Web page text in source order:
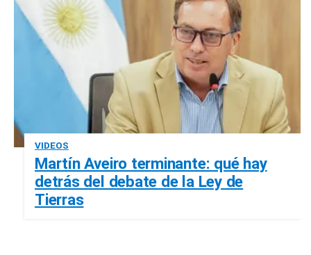
VIDEOS
Martín Aveiro terminante: qué hay
detrás del debate de la Ley de
Tierras